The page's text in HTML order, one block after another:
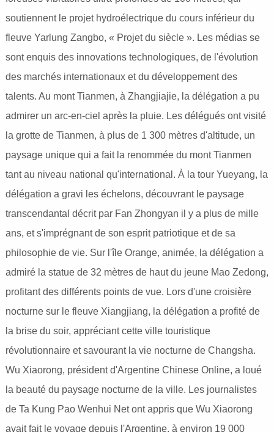
soutiennent le projet hydroélectrique du cours inférieur du
fleuve Yarlung Zangbo, « Projet du siècle ». Les médias se
sont enquis des innovations technologiques, de l'évolution
des marchés internationaux et du développement des
talents. Au mont Tianmen, à Zhangjiajie, la délégation a pu
admirer un arc-en-ciel après la pluie. Les délégués ont visité
la grotte de Tianmen, à plus de 1 300 mètres d'altitude, un
paysage unique qui a fait la renommée du mont Tianmen
tant au niveau national qu'international. À la tour Yueyang, la
délégation a gravi les échelons, découvrant le paysage
transcendantal décrit par Fan Zhongyan il y a plus de mille
ans, et s'imprégnant de son esprit patriotique et de sa
philosophie de vie. Sur l'île Orange, animée, la délégation a
admiré la statue de 32 mètres de haut du jeune Mao Zedong,
profitant des différents points de vue. Lors d'une croisière
nocturne sur le fleuve Xiangjiang, la délégation a profité de
la brise du soir, appréciant cette ville touristique
révolutionnaire et savourant la vie nocturne de Changsha.
Wu Xiaorong, président d'Argentine Chinese Online, a loué
la beauté du paysage nocturne de la ville. Les journalistes
de Ta Kung Pao Wenhui Net ont appris que Wu Xiaorong
avait fait le voyage depuis l'Argentine, à environ 19 000